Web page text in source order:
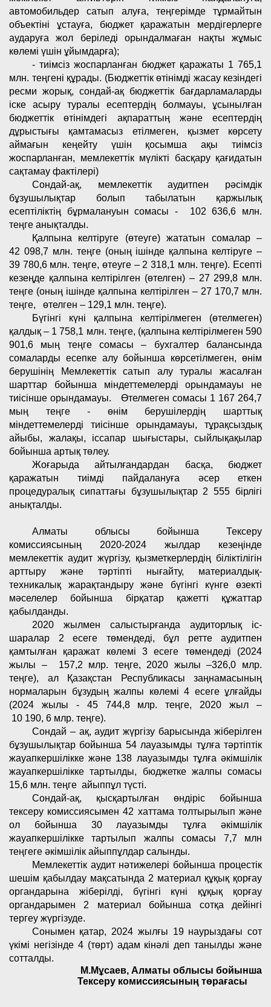
автомобильдер сатып алуға, теңгерімде тұрмайтын
объектіні ұстауға, бюджет қаражатын мердігерлерге
аударуға жол беріледі орындалмаған нақты жұмыс
көлемі үшін ұйымдарға);
- тиімсіз жоспарланған бюджет қаражаты 1 765,1
млн. теңгені құрады. (Бюджеттік өтінімді жасау кезіндегі
ресми жорық, сондай-ақ бюджеттік бағдарламаларды
іске асыру туралы есептердің болмауы, ұсынылған
бюджеттік өтінімдегі ақпараттың және есептердің
дұрыстығы қамтамасыз етілмеген, қызмет көрсету
аймағын кеңейту үшін қосымша ақы тиімсіз
жоспарланған, мемлекеттік мүлікті басқару қағидатын
сақтамау фактілері)
Сондай-ақ, мемлекеттік аудитпен рәсімдік
бұзушылықтар болып табылатын қаржылық
есептіліктің бұрмалануын сомасы - 102 636,6 млн.
теңге анықталды.
Қалпына келтіруге (өтеуге) жататын сомалар –
42 098,7 млн. теңге (оның ішінде қалпына келтіруге –
39 780,6 млн. теңге, өтеуге – 2 318,1 млн. теңге). Есепті
кезеңде қалпына келтірілген (өтелген) – 27 299,8 млн.
теңге (оның ішінде қалпына келтірілген – 27 170,7 млн.
теңге, өтелген – 129,1 млн. теңге).
Бүгінгі күні қалпына келтірілмеген (өтелмеген)
қалдық – 1 758,1 млн. теңге, (қалпына келтірілмеген 590
901,6 мың теңге сомасы – бухгалтер балансында
сомаларды есепке алу бойынша көрсетілмеген, өнім
берушінің Мемлекеттік сатып алу туралы жасалған
шарттар бойынша міндеттемелерді орындамауы не
тиісінше орындамауы. Өтелмеген сомасы 1 167 264,7
мың теңге - өнім берушілердің шарттық
міндеттемелерді тиісінше орындамауы, тұрақсыздық
айыбы, жалақы, іссапар шығыстары, сыйлықақылар
бойынша артық төлеу.
Жоғарыда айтылғандардан басқа, бюджет
қаражатын тиімді пайдалануға әсер еткен
процедуралық сипаттағы бұзушылықтар 2 555 бірлігі
анықталды.
Алматы облысы бойынша Тексеру
комиссиясының 2020-2024 жылдар кезеңінде
мемлекеттік аудит жүргізу, қызметкерлердің біліктілігін
арттыру және тәртіпті нығайту, материалдық-
техникалық жарақтандыру және бүгінгі күнге өзекті
мәселелер бойынша бірқатар қажетті құжаттар
қабылданды.
2020 жылмен салыстырғанда аудиторлық іс-
шаралар 2 есеге төмендеді, бұл ретте аудитпен
қамтылған қаражат көлемі 3 есеге төмендеді (2024
жылы – 157,2 млр. теңге, 2020 жылы –326,0 млр.
теңге), ал Қазақстан Республикасы заңнамасының
нормаларын бұзудың жалпы көлемі 4 есеге ұлғайды
(2024 жылы - 45 744,8 млр. теңге, 2020 жыл –
10 190, 6 млр. теңге).
Сондай – ақ, аудит жүргізу барысында жіберілген
бұзушылықтар бойынша 54 лауазымды тұлға тәртіптік
жауапкершілікке және 138 лауазымды тұлға әкімшілік
жауапкершілікке тартылды, бюджетке жалпы сомасы
15,6 млн. теңге айыппұл түсті.
Сондай-ақ, қысқартылған өндіріс бойынша
тексеру комиссиясымен 42 хаттама толтырылып және
ол бойынша 30 лауазымды тұлға әкімшілік
жауапкершілікке тартылып жалпы сомасы 7,7 млн
теңгеге әкімшілік айыппұлдар салынды.
Мемлекеттік аудит нәтижелері бойынша процестік
шешім қабылдау мақсатында 2 материал құқық қорғау
органдарына жіберілді, бүгінгі күні құқық қорғау
органдарымен 2 материал бойынша сотқа дейінгі
тергеу жүргізуде.
Сонымен қатар, 2024 жылғы 19 наурыздағы сот
үкімі негізінде 4 (төрт) адам кінәлі деп танылды және
сотталды.
М.Мұсаев, Алматы облысы бойынша
Тексеру комиссиясының төрағасы